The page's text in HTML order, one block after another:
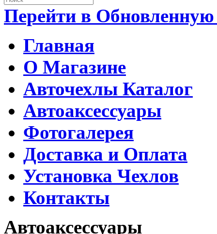
Перейти в
Главная
О Магазине
Авточехлы Каталог
Автоаксессуары
Фотогалерея
Доставка и Оплата
Установка Чехлов
Контакты
Автоаксессуары